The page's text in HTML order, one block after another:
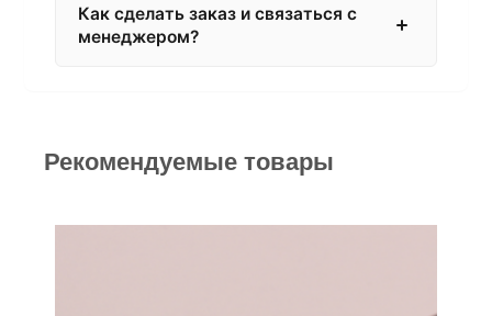
Как сделать заказ и связаться с
менеджером?
Рекомендуемые товары